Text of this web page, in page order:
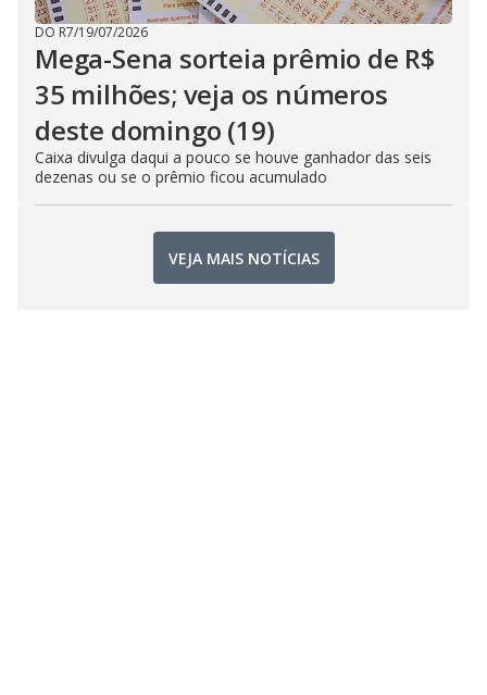
DO R7/19/07/2026
Mega-Sena sorteia prêmio de R$
35 milhões; veja os números
deste domingo (19)
Caixa divulga daqui a pouco se houve ganhador das seis
dezenas ou se o prêmio ficou acumulado
VEJA MAIS NOTÍCIAS